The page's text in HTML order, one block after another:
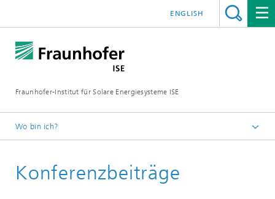
Fraunhofer-Institut für Solare Energiesysteme ISE
ENGLISH
Wo bin ich?
Veröffentlichungen
Konferenzbeiträge